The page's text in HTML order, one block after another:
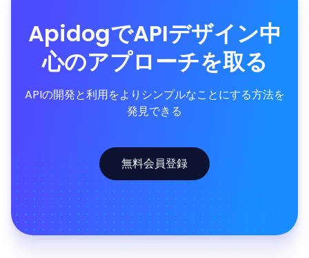
ApidogでAPIデザイン中
心のアプローチを取る
APIの開発と利用をよりシンプルなことにする方法を
発見できる
無料会員登録